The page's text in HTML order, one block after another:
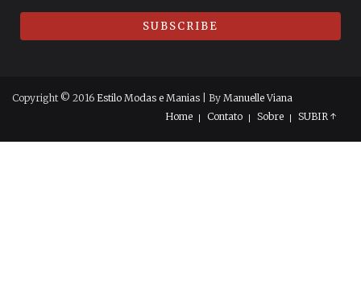
Copyright © 2016 Estilo Modas e Manias | By Manuelle Viana
Home
Contato Sobre SUBIR ↑